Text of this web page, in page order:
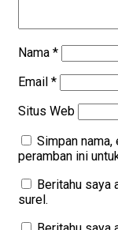
Nama *
Email *
Situs Web
Simpan
peramban ini
Beritahu saya
surel.